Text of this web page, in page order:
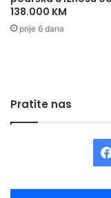
138.000 KM
prije 6 dana
Pratite nas